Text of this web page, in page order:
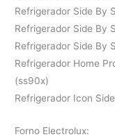
Refrigerador Side By
Refrigerador Side By
Refrigerador Side By
Refrigerador Home
(ss90x)
Refrigerador Icon
Forno Electrolux: